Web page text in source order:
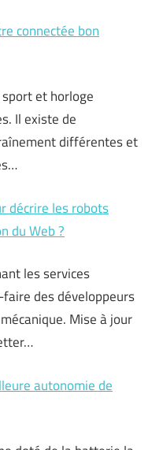
connectée bon
et horloge
Il existe de
différentes et
décrire les robots
du Web ?
les services
des développeurs
Mise à jour
autonomie de